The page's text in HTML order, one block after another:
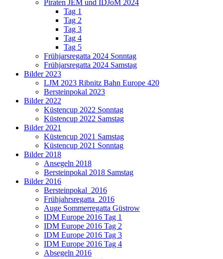
Piraten JEM und IDJoM 2024
Tag 1
Tag 2
Tag 3
Tag 4
Tag 5
Frühjarsregatta 2024 Sonntag
Frühjarsregatta 2024 Samstag
Bilder 2023
LJM 2023 Ribnitz Bahn Europe 420
Bersteinpokal 2023
Bilder 2022
Küstencup 2022 Sonntag
Küstencup 2022 Samstag
Bilder 2021
Küstencup 2021 Samstag
Küstencup 2021 Sonntag
Bilder 2018
Ansegeln 2018
Bersteinpokal 2018 Samstag
Bilder 2016
Bersteinpokal_2016
Frühjahrsregatta_2016
Auge Sommerregatta Güstrow
IDM Europe 2016 Tag 1
IDM Europe 2016 Tag 2
IDM Europe 2016 Tag 3
IDM Europe 2016 Tag 4
Absegeln 2016